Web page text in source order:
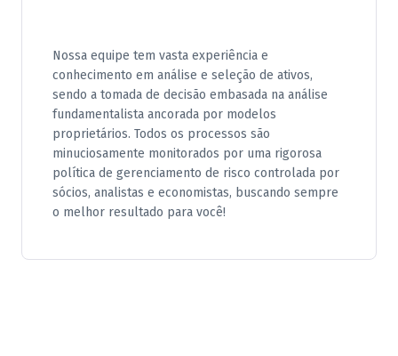
Nossa equipe tem vasta experiência e
conhecimento em análise e seleção de ativos,
sendo a tomada de decisão embasada na análise
fundamentalista ancorada por modelos
proprietários. Todos os processos são
minuciosamente monitorados por uma rigorosa
política de gerenciamento de risco controlada por
sócios, analistas e economistas, buscando sempre
o melhor resultado para você!